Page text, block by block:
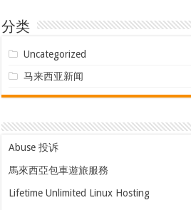
分类
Uncategorized
马来西亚新闻
Abuse 投诉
馬來西亞包車遊旅服務
Lifetime Unlimited Linux Hosting